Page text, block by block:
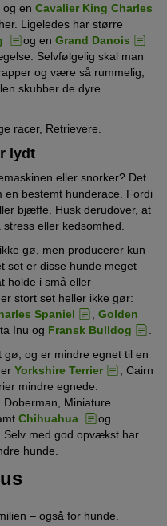
og en Cavalier King Charles
Ligeledes har større
og en Grand Danois
Selvfølgelig skal man
og være så rummelig,
skubber de dyre
racer, Retrievere.
lydt
eller snorker? Det
en bestemt hunderace. Fordi
bjæffe. Husk derudover, at
eller kedsomhed.
gø, men producerer kun
set er disse hunde meget
holde i små eller
stort set heller ikke gør:
Spaniel , Golden
Inu og Fransk Bulldog
.
gø, og er mindre egnet til en
Yorkshire Terrier
, Cairn
mindre egnede.
Miniature
Chihuahua
og
med god opvækst har
hunde.
– også for hunde.